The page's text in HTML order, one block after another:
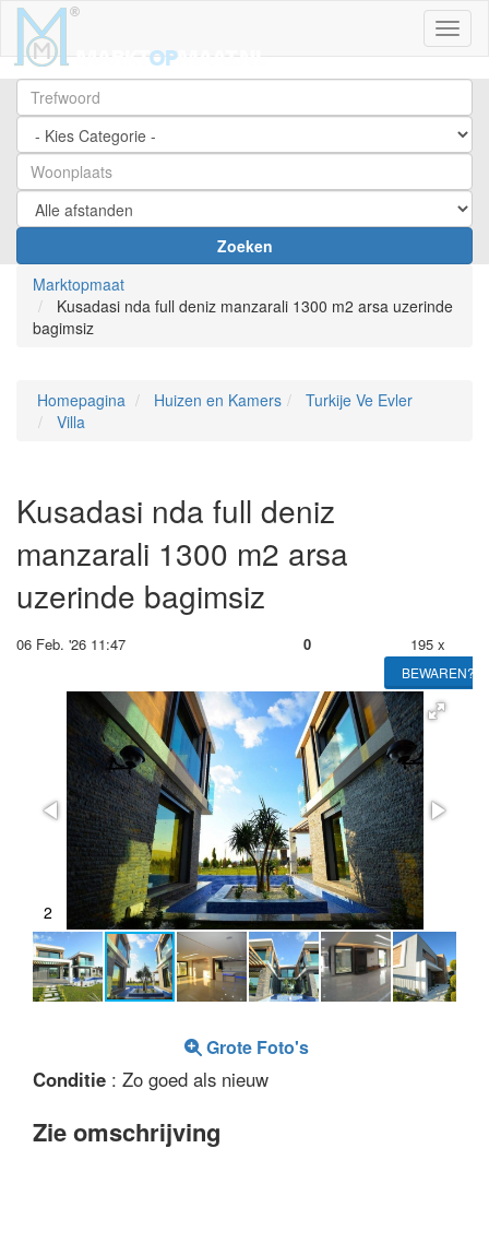
Zoeken
Marktopmaat
Kusadasi nda full deniz manzarali 1300 m2 arsa uzerinde
bagimsiz
Homepagina Huizen en Kamers
Turkije Ve Evler
Villa
Kusadasi nda full deniz
manzarali 1300 m2 arsa
uzerinde bagimsiz
06 Feb. '26 11:47 0 195 x
BEWAREN?
2
Grote Foto's
Conditie : Zo goed als nieuw
Zie omschrijving